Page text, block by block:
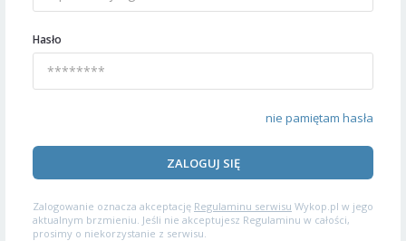
Hasło
nie pamiętam hasła
ZALOGUJ SIĘ
Zalogowanie oznacza akceptację Regulaminu serwisu Wykop.pl w jego
aktualnym brzmieniu. Jeśli nie akceptujesz Regulaminu w całości,
prosimy o niekorzystanie z serwisu.